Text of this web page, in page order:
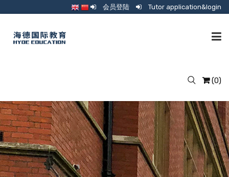
会员登陆 Tutor application&login
英伦预备云校
教育咨询
(0)